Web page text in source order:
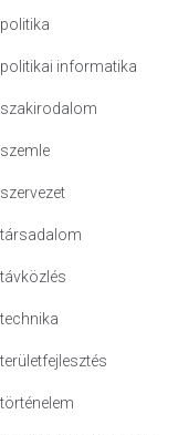
politika
politikai informatika
szakirodalom
szemle
szervezet
társadalom
távközlés
technika
területfejlesztés
történelem